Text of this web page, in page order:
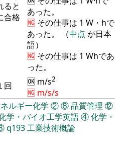
ると
合格
あった。
🆖 その仕事は 1 W・hで
あった。 （中点 が日本
語）
🆖 その仕事は 1 Whであ
った。
回
🆗 m/s2
🆖 m/s/s
ルギー化学 ②⑧品質管理 ⑫
学・バイオ工学英語④化学・
q193工業技術概論